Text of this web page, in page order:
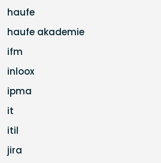
haufe
haufe akademie
ifm
inloox
ipma
it
itil
jira